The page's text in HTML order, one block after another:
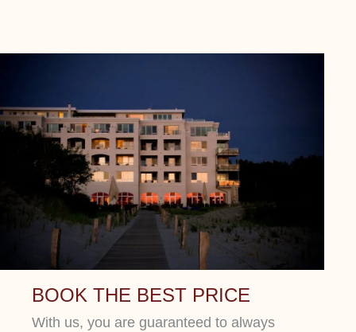
BOOK THE BEST PRICE
With us, you are guaranteed to always